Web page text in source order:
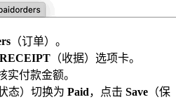
（订单）。
RECEIPT （收据）选项卡。
实付款金额。
态）切换为 Paid，点击 Save （保